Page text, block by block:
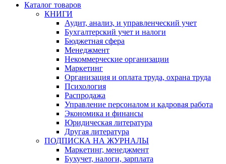
Каталог товаров
КНИГИ
Аудит, анализ, и управленческий учет
Бухгалтерский учет и налоги
Бюджетная сфера
Менеджмент
Некоммерческие организации
Маркетинг
Организация и оплата труда, охрана труда
Психология
Распродажа
Управление персоналом и кадровая работа
Экономика и финансы
Юридическая литература
Другая литература
ПОДПИСКА НА ЖУРНАЛЫ
Маркетинг, менеджмент
Бухучет, налоги, зарплата